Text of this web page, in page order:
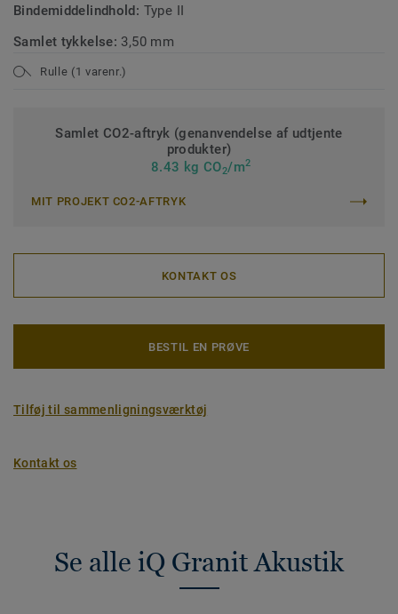
Bindemiddelindhold: Type II
Samlet tykkelse: 3,50 mm
Rulle (1 varenr.)
Samlet CO2-aftryk (genanvendelse af udtjente
produkter)
8.43 kg CO2/m2
MIT PROJEKT CO2-AFTRYK
KONTAKT OS
BESTIL EN PRØVE
Tilføj til sammenligningsværktøj
Kontakt os
Se alle iQ Granit Akustik